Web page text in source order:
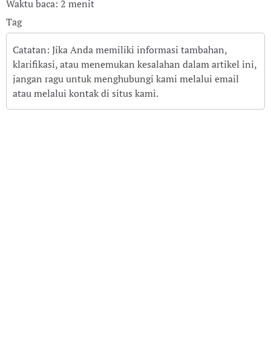
Waktu baca: 2 menit
Tag
Catatan: Jika Anda memiliki informasi tambahan,
klarifikasi, atau menemukan kesalahan dalam artikel ini,
jangan ragu untuk menghubungi kami melalui email
atau melalui kontak di situs kami.